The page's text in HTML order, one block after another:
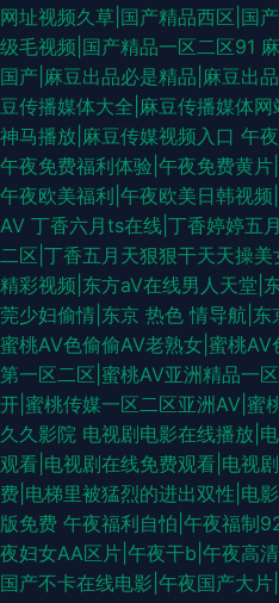
网址视频久草|国产精品西区|国
级毛视频|国产精品一区二区91
国产|麻豆出品必是精品|麻豆出
豆传播媒体大全|麻豆传播媒体
神马播放|麻豆传媒视频入口 午
午夜免费福利体验|午夜免费黄
午夜欧美福利|午夜欧美日韩视
AV 丁香六月ts在线|丁香婷婷五
二区|丁香五月天狠狠干天天操
精彩视频|东方aV在线男人天堂|
莞少妇偷情|东京 热色 情导航|
蜜桃AV色偷偷AV老熟女|蜜桃
第一区二区|蜜桃AV亚洲精品一
开|蜜桃传媒一区二区亚洲AV|蜜
久久影院 电视剧电影在线播放|
观看|电视剧在线免费观看|电视
费|电梯里被猛烈的进出双性|电
版免费 午夜福利自怕|午夜福制
夜妇女AA区片|午夜干b|午夜高
国产不卡在线电影|午夜国产大